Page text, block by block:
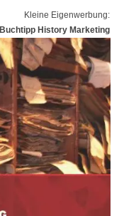
Kleine Eigenwerbung:
Buchtipp History Marketing